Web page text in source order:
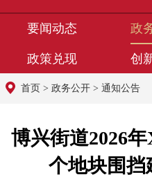
要闻动态 政
政策兑现 创
首页 > 政务公开 > 通知公告
博兴街道2026
个地块围挡